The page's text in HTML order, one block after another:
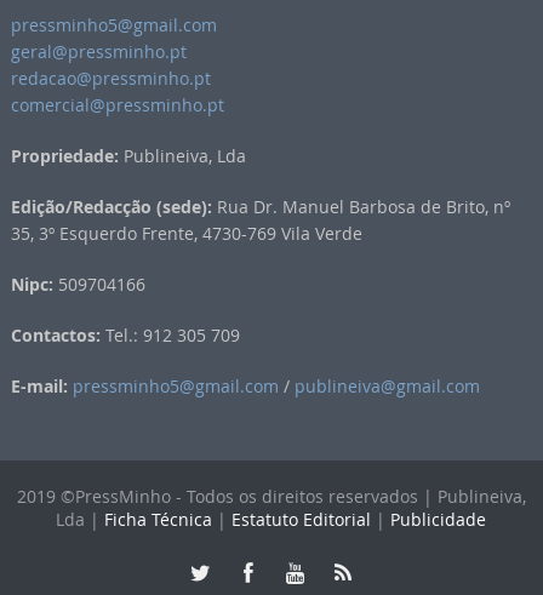
pressminho5@gmail.com
geral@pressminho.pt
redacao@pressminho.pt
comercial@pressminho.pt
Propriedade: Publineiva, Lda
Edição/Redacção (sede): Rua Dr. Manuel Barbosa de Brito, nº
35, 3º Esquerdo Frente, 4730-769 Vila Verde
Nipc: 509704166
Contactos: Tel.: 912 305 709
E-mail: pressminho5@gmail.com / publineiva@gmail.com
2019 ©PressMinho - Todos os direitos reservados | Publineiva,
Lda | Ficha Técnica | Estatuto Editorial | Publicidade